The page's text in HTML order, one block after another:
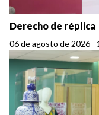
Derecho de réplica
06 de agosto de 2026 -